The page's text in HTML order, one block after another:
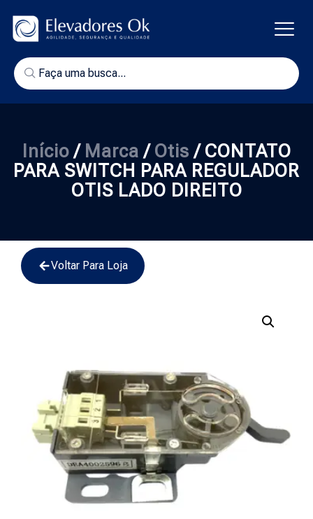
Início/ Marca / Otis / CONTATO
PARA SWITCH PARA REGULADOR
OTIS LADO DIREITO
Voltar Para Loja